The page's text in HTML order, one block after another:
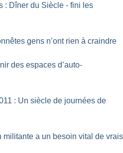
: Dîner du Siècle - fini les
gens n’ont rien à craindre
des espaces d’auto-
: Un siècle de journées de
militante a un besoin vital de vrais